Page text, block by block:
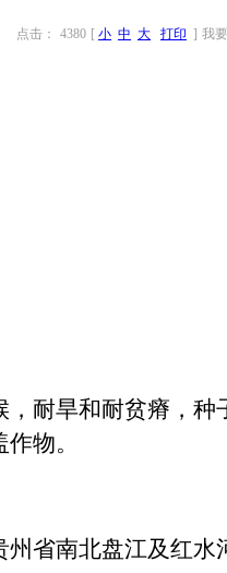
点击： 4380 [ 小 中 大 打印 ] 我
耐旱和耐贫瘠，
物。
省南北盘江及红水